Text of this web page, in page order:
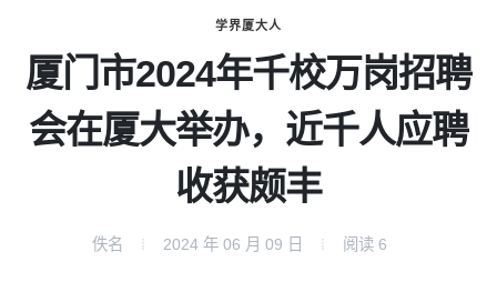
学界厦大人
厦门市2024年千校万岗招聘
会在厦大举办，近千人应聘
收获颇丰
佚名 2024 年 06 月 09 日 阅读 6